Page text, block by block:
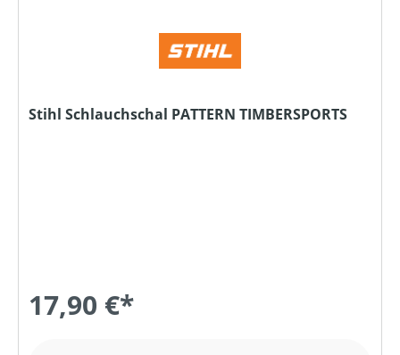
Stihl Schlauchschal PATTERN TIMBERSPORTS
17,90 €*